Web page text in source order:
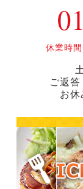
休業時
ご返
お